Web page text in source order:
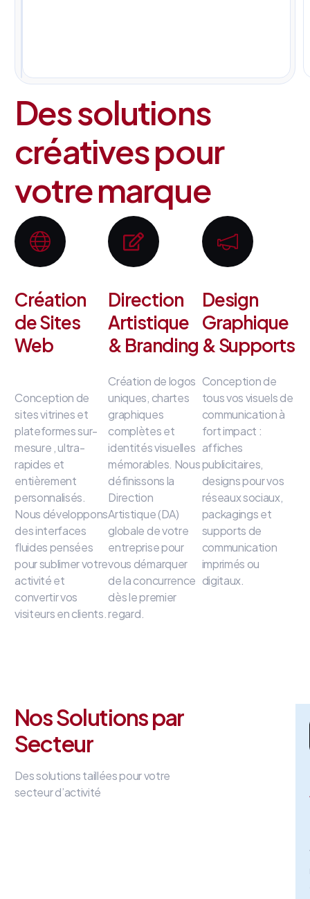
Des solutions
créatives pour
votre marque
Création
de Sites
Web
Conception de
sites vitrines et
plateformes sur-
mesure , ultra-
rapides et
entièrement
personnalisés.
Nous développons
des interfaces
fluidespensées
pour sublimer votre
activité et
convertir vos
visiteurs en clients.
Direction
Artistique
& Branding
Création de logos
uniques, chartes
graphiques
complètes et
identités visuelles
mémorables. Nous
définissons la
Direction
Artistique (DA)
globale de votre
entreprisepour
vous démarquer
de la concurrence
dès le premier
regard.
Design
Graphique
& Supports
Conception de
tous vos visuels de
communication à
fort impact :
affiches
publicitaires,
designs pour vos
réseaux sociaux,
packagings et
supports de
communication
imprimés ou
digitaux.
Nos Solutions par
Secteur
Des solutions taillées pour votre
secteur d’activité